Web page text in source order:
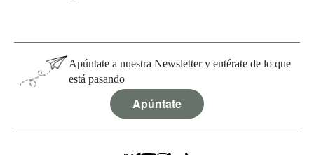
Apúntate a nuestra Newsletter y entérate de lo que
está pasando
Apúntate